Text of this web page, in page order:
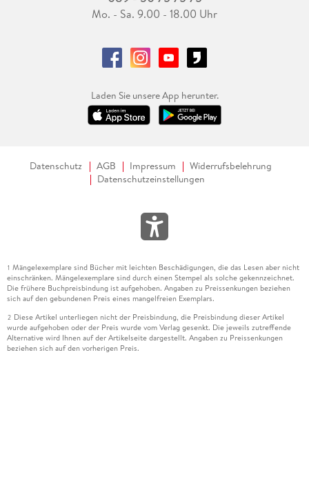
Mo. - Sa. 9.00 - 18.00 Uhr
Laden Sie unsere App herunter.
Datenschutz AGB Impressum
Widerrufsbelehrung
Datenschutzeinstellungen
1 Mängelexemplare sind Bücher mit leichten Beschädigungen, die das Lesen aber nicht
einschränken. Mängelexemplare sind durch einen Stempel als solche gekennzeichnet.
Die frühere Buchpreisbindung ist aufgehoben. Angaben zu Preissenkungen beziehen
sich auf den gebundenen Preis eines mangelfreien Exemplars.
2 Diese Artikel unterliegen nicht der Preisbindung, die Preisbindung dieser Artikel
wurde aufgehoben oder der Preis wurde vom Verlag gesenkt. Die jeweils zutreffende
Alternative wird Ihnen auf der Artikelseite dargestellt. Angaben zu Preissenkungen
beziehen sich auf den vorherigen Preis.